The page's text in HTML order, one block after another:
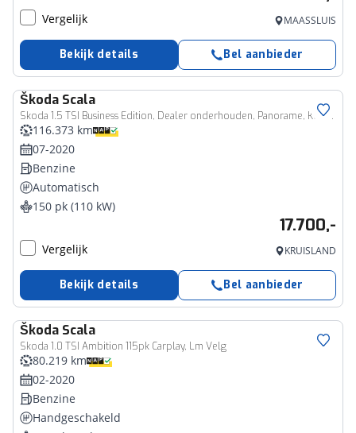
Vergelijk MAASSLUIS
Bekijk details Bel aanbieder
Škoda Scala
Skoda 1.5 TSI Business Edition, Dealer onderhouden, Panorame, Keyless
116.373 km
07-2020
Benzine
Automatisch
150 pk (110 kW)
17.700,-
Vergelijk KRUISLAND
Bekijk details Bel aanbieder
Škoda Scala
Skoda 1.0 TSI Ambition 115pk Carplay, Lm Velg
80.219 km
02-2020
Benzine
Handgeschakeld